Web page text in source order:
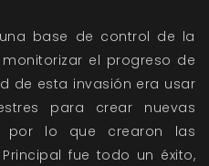
base de control de la
el progreso de
de esta invasión era usar
para crear nuevas
lo que crearon las
fue todo un éxito,